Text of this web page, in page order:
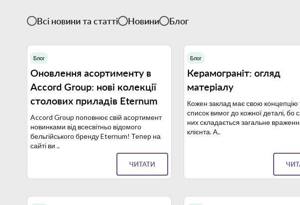
Всі новини та статті Новини Блог
Блог
Оновлення асортименту в
Accord Group: нові колекції
столових приладів Eternum
Accord Group поповнює свій асортимент
новинками від всесвітньо відомого
бельгійського бренду Eternum! Тепер на
сайті ви ..
ЧИТАТИ
Блог
Керамограніт: огляд
матеріалу
Кожен заклад має свою концепцію
список вимог до кожної деталі, бо
них складається загальне
клієнта. А..